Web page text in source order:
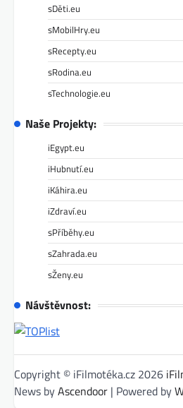
sDěti.eu
sMobilHry.eu
sRecepty.eu
sRodina.eu
sTechnologie.eu
Naše Projekty:
iEgypt.eu
iHubnutí.eu
iKáhira.eu
iZdraví.eu
sPříběhy.eu
sZahrada.eu
sŽeny.eu
Návštěvnost:
Copyright © iFilmotéka.cz 2026
News byAscendoor | Powered by